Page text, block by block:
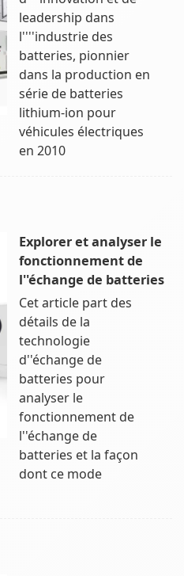
leadership dans
l''''industrie des
batteries, pionnier
dans la production en
série de batteries
lithium-ion pour
véhicules électriques
en 2010
Explorer et analyser le
fonctionnement de
l''échange de batteries
Cet article part des
détails de la
technologie
d''échange de
batteries pour
analyser le
fonctionnement de
l''échange de
batteries et la façon
dont ce mode